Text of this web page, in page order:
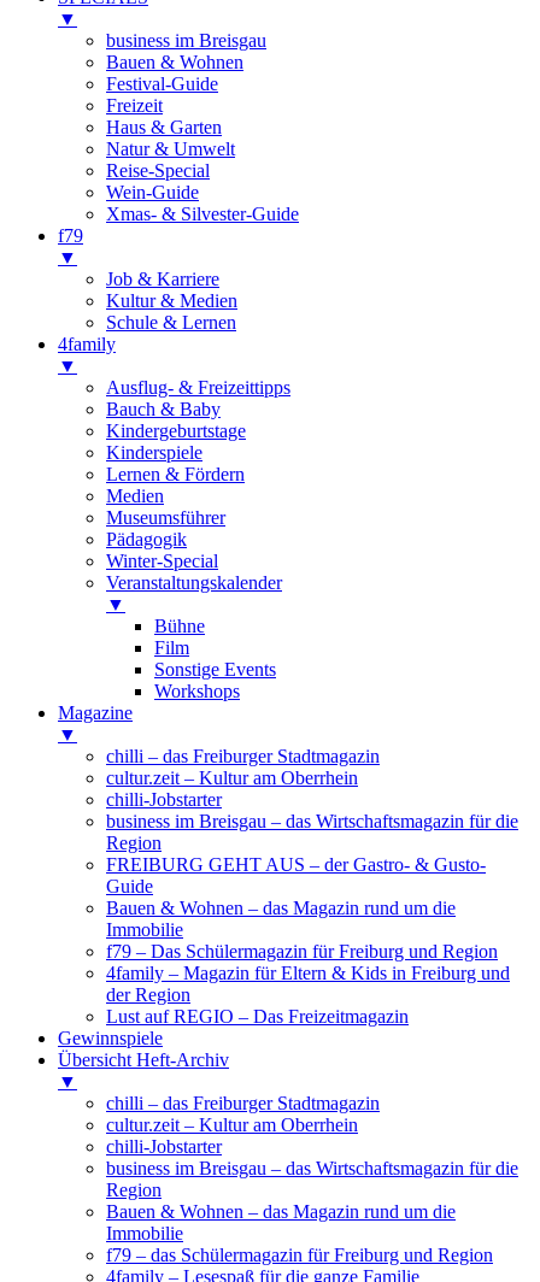
▼
business im Breisgau
Bauen & Wohnen
Festival-Guide
Freizeit
Haus & Garten
Natur & Umwelt
Reise-Special
Wein-Guide
Xmas- & Silvester-Guide
f79
▼
Job & Karriere
Kultur & Medien
Schule & Lernen
4family
▼
Ausflug- & Freizeittipps
Bauch & Baby
Kindergeburtstage
Kinderspiele
Lernen & Fördern
Medien
Museumsführer
Pädagogik
Winter-Special
Veranstaltungskalender
▼
Bühne
Film
Sonstige Events
Workshops
Magazine
▼
chilli – das Freiburger Stadtmagazin
cultur.zeit – Kultur am Oberrhein
chilli-Jobstarter
business im Breisgau – das Wirtschaftsmagazin für die
Region
FREIBURG GEHT AUS – der Gastro- & Gusto-
Guide
Bauen & Wohnen – das Magazin rund um die
Immobilie
f79 – Das Schülermagazin für Freiburg und Region
4family – Magazin für Eltern & Kids in Freiburg und
der Region
Lust auf REGIO – Das Freizeitmagazin
Gewinnspiele
Übersicht Heft-Archiv
▼
chilli – das Freiburger Stadtmagazin
cultur.zeit – Kultur am Oberrhein
chilli-Jobstarter
business im Breisgau – das Wirtschaftsmagazin für die
Region
Bauen & Wohnen – das Magazin rund um die
Immobilie
f79 – das Schülermagazin für Freiburg und Region
4family – Lesespaß für die ganze Familie